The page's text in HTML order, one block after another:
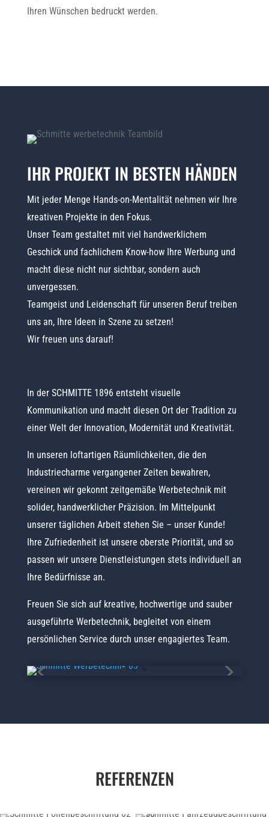
Ihren Wünschen bedruckt werden.
IHR PROJEKT IN BESTEN HÄNDEN
Mit jeder Menge Hands-on-Mentalität nehmen wir Ihre
kreativen Projekte in den Fokus.
Unser Team gestaltet mit viel handwerklichem
Geschick und fachlichem Know-how Ihre Werbung und
macht diese nicht nur sichtbar, sondern auch
unvergessen.
Teamgeist und Leidenschaft für unseren Beruf treiben
uns an, Ihre Ideen in Szene zu setzen!
Wir freuen uns darauf!
In der SCHMITTE 1896 entsteht visuelle
Kommunikation und macht diesen Ort der Tradition zu
einer Welt der Innovation, Modernität und Kreativität.
In unseren loftartigen Räumlichkeiten, die den
Industriecharme vergangener Zeiten bewahren,
vereinen wir gekonnt zeitgemäße Werbetechnik mit
solider, handwerklicher Präzision. Im Mittelpunkt
unserer täglichen Arbeit stehen Sie – unser Kunde!
Ihre Zufriedenheit ist unsere oberste Priorität, und so
passen wir unsere Dienstleistungen stets individuell an
Ihre Bedürfnisse an.
Freuen Sie sich auf kreative, hochwertige und sauber
ausgeführte Werbetechnik, begleitet von einem
persönlichen Service durch unser engagiertes Team.
REFERENZEN